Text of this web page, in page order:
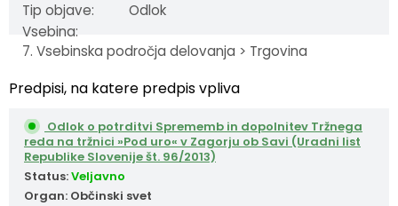
Tip objave:
Odlok
Vsebina:
7. Vsebinska področja delovanja > Trgovina
Predpisi, na katere predpis vpliva
Odlok o potrditvi Sprememb in dopolnitev Tržnega
reda na tržnici »Pod uro« v Zagorju ob Savi (Uradni list
Republike Slovenije št. 96/2013)
Status:Veljavno
Organ: Občinski svet
Okoljski podatki
Lokalne volitve
Strateški dokumenti
Katalog informacij javnega značaja